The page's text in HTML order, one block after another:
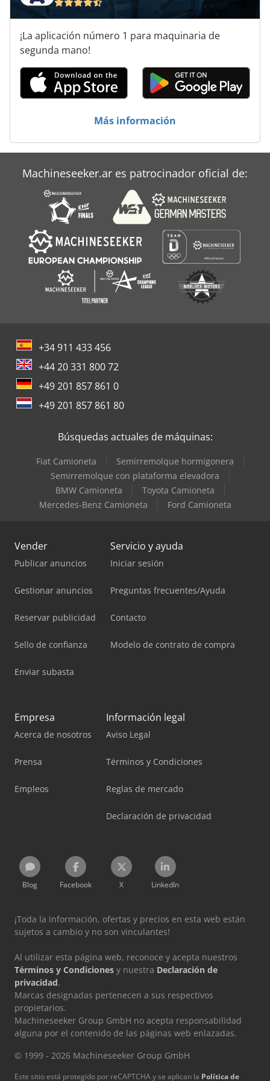
Sistemas De Sujeción
Tecnología De Almacenamiento
Tienda De Almacenamiento
Unidades De Almacenamiento
Volumen De Almacenamiento
¡La aplicación número 1 para maquinaria de
segunda mano!
Más información
Machineseeker.ar es patrocinador oficial de:
+34 911 433 456
+44 20 331 800 72
+49 201 857 861 0
+49 201 857 861 80
Búsquedas actuales de máquinas:
Fiat Camioneta
Semirremolque hormigonera
Semirremolque con plataforma elevadora
BMW Camioneta
Toyota Camioneta
Mercedes-Benz Camioneta
Ford Camioneta
Vender
Publicar anuncios
Gestionar anuncios
Reservar publicidad
Sello de confianza
Enviar subasta
Servicio y ayuda
Iniciar sesión
Preguntas frecuentes/Ayuda
Contacto
Modelo de contrato de compra
Empresa
Acerca de nosotros
Prensa
Empleos
Información legal
Aviso Legal
Términos y Condiciones
Reglas de mercado
Declaración de privacidad
Blog Facebook X LinkedIn
¡Toda la información, ofertas y precios en esta web están
sujetos a cambio y no son vinculantes!
Al utilizar esta página web, reconoce y acepta nuestros
Términos y Condiciones y nuestra Declaración de
privacidad.
Marcas designadas pertenecen a sus respectivos
propietarios.
Machineseeker Group GmbH no acepta responsabilidad
alguna por el contenido de las páginas web enlazadas.
© 1999 - 2026 Machineseeker Group GmbH
Este sitio está protegido por reCAPTCHA y se aplican la Política de